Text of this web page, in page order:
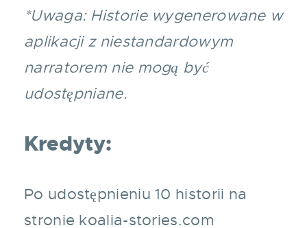
*Uwaga: Historie wygenerowane w
aplikacji z niestandardowym
narratorem nie mogą być
udostępniane.
Kredyty:
Po udostępnieniu 10 historii na
stronie koalia-stories.com